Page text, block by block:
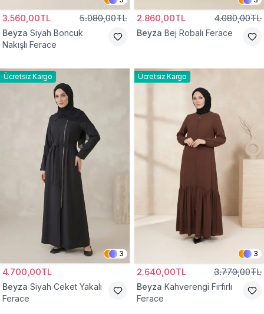
3.560,00TL 5.080,00TL
Beyza Siyah Boncuk
Nakışlı Ferace
2.860,00TL 4.080,00TL
Beyza Bej Robalı Ferace
Ücretsiz Kargo
3
4.700,00TL
Beyza Siyah Ceket Yakalı
Ferace
Ücretsiz Kargo
3
2.640,00TL 3.770,00TL
Beyza Kahverengi Fırfırlı
Ferace